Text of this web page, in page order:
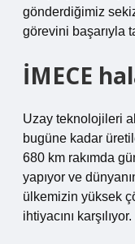
gönderdiğimiz
görevini başarıyla
İMECE
Uzay teknolojileri
bugüne kadar
680 km rakımda
yapıyor ve
ülkemizin yüksek
ihtiyacını karşılıyor.